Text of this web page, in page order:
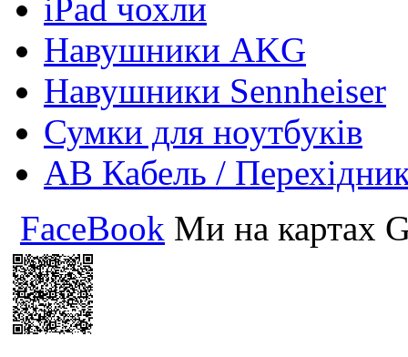
iPad чохли
Навушники AKG
Навушники Sennheiser
Сумки для ноутбуків
АВ Кабель /
FaceBook Ми на картах